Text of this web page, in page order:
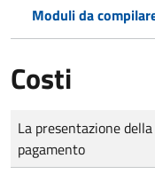
Moduli da
Costi
Tipo di pagamento
Importo
La presentazione
pagamento